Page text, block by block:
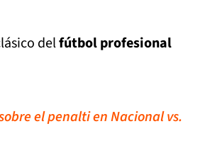
delfútbol profesional
el penalti en Nacional vs.